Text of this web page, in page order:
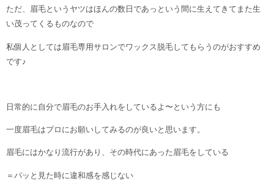
ただ、眉毛というヤツはほんの数日であっという間に生えてきてまた生
い茂ってくるものなので
私個人としては眉毛専用サロンでワックス脱毛してもらうのがおすすめ
です♪
日常的に自分で眉毛のお手入れをしているよ〜という方にも
一度眉毛はプロにお願いしてみるのが良いと思います。
眉毛にはかなり流行があり、その時代にあった眉毛をしている
＝パッと見た時に違和感を感じない